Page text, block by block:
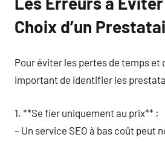
Choix d’un
Pour éviter les pertes de temps et
important de identifier les
1. **Se fier uniquement au prix** :
– Un service SEO à bas coût peut